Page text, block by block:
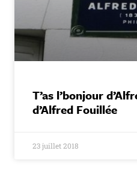
T’as l’bonjour
d’Alfred Fouillée
23 juillet 2018